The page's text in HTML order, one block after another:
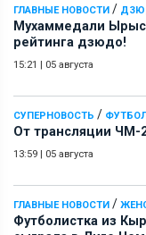
ГЛАВНЫЕ НОВОСТИ /
Мухаммедали
рейтинга дзюдо!
15:21 | 05 августа
СУПЕРНОВОСТЬ /
От трансляции ЧМ-
13:59 | 05 августа
ГЛАВНЫЕ НОВОСТИ /
Футболистка из